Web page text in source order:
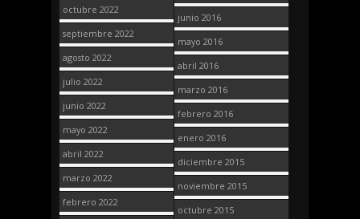
octubre 2022
septiembre 2022
agosto 2022
julio 2022
junio 2022
mayo 2022
abril 2022
marzo 2022
febrero 2022
junio 2016
mayo 2016
abril 2016
marzo 2016
febrero 2016
enero 2016
diciembre 2015
noviembre 2015
octubre 2015